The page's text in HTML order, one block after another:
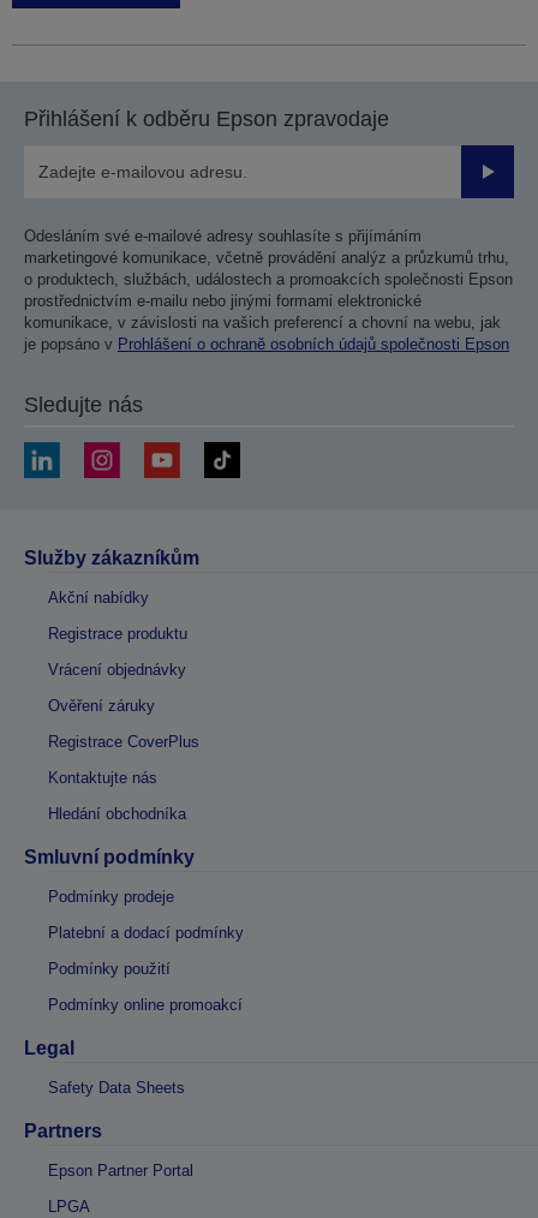
Přihlášení k odběru Epson zpravodaje
Odesláním své e-mailové adresy souhlasíte s přijímáním
marketingové komunikace, včetně provádění analýz a průzkumů trhu,
o produktech, službách, událostech a promoakcích společnosti Epson
prostřednictvím e-mailu nebo jinými formami elektronické
komunikace, v závislosti na vašich preferencí a chovní na webu, jak
je popsáno v Prohlášení o ochraně osobních údajů společnosti Epson
Sledujte nás
Služby zákazníkům
Akční nabídky
Registrace produktu
Vrácení objednávky
Ověření záruky
Registrace CoverPlus
Kontaktujte nás
Hledání obchodníka
Smluvní podmínky
Podmínky prodeje
Platební a dodací podmínky
Podmínky použití
Podmínky online promoakcí
Legal
Safety Data Sheets
Partners
Epson Partner Portal
LPGA